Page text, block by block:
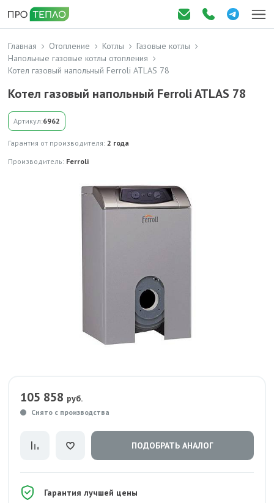
Главная Отопление Котлы
Газовые котлы
Напольные газовые котлы отопления
Котел газовый напольный Ferroli ATLAS 78
Котел газовый напольный Ferroli ATLAS 78
Артикул:6962
Гарантия от производителя: 2 года
Производитель: Ferroli
105 858 руб.
Снято с производства
ПОДОБРАТЬ АНАЛОГ
Гарантия лучшей цены